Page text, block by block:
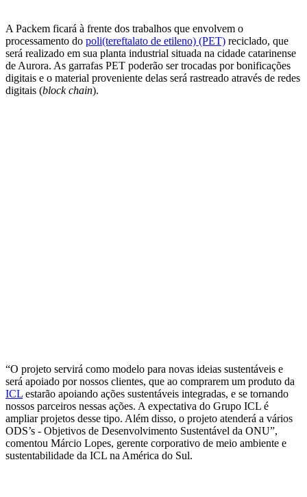
A Packem ficará à frente dos trabalhos que envolvem o
processamento do poli(tereftalato de etileno) (PET) reciclado, que
será realizado em sua planta industrial situada na cidade catarinense
de Aurora. As garrafas PET poderão ser trocadas por bonificações
digitais e o material proveniente delas será rastreado através de redes
digitais (block chain).
“O projeto servirá como modelo para novas ideias sustentáveis e
será apoiado por nossos clientes, que ao comprarem um produto da
ICL estarão apoiando ações sustentáveis integradas, e se tornando
nossos parceiros nessas ações. A expectativa do Grupo ICL é
ampliar projetos desse tipo. Além disso, o projeto atenderá a vários
ODS’s - Objetivos de Desenvolvimento Sustentável da ONU”,
comentou Márcio Lopes, gerente corporativo de meio ambiente e
sustentabilidade da ICL na América do Sul.